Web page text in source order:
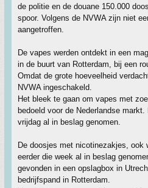
de politie en de douane 150.000
spoor. Volgens de NVWA zijn niet
aangetroffen.
De vapes werden ontdekt in een
in de buurt van Rotterdam, bij een
Omdat de grote hoeveelheid
NVWA ingeschakeld.
Het bleek te gaan om vapes met
bedoeld voor de Nederlandse
vrijdag al in beslag genomen.
De doosjes met nicotinezakjes, ook
eerder die week al in beslag
gevonden in een opslagbox in
bedrijfspand in Rotterdam.